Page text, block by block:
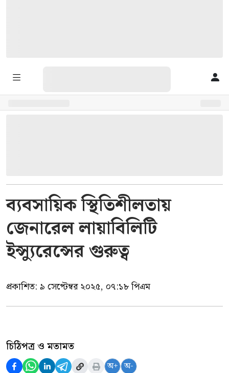
ব্যবসায়িক স্থিতিশীলতায়
জেনারেল লায়াবিলিটি
ইন্স্যুরেন্সের গুরুত্ব
প্রকাশিত: ৯ সেপ্টেম্বর ২০২৫, ০৭:১৮ পিএম
চিঠিপত্র ও মতামত
অ+ অ-